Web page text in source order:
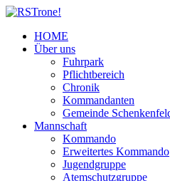
HOME
Über uns
Fuhrpark
Pflichtbereich
Chronik
Kommandanten
Gemeinde
Mannschaft
Kommando
Erweitertes Kommando
Jugendgruppe
Atemschutzgruppe